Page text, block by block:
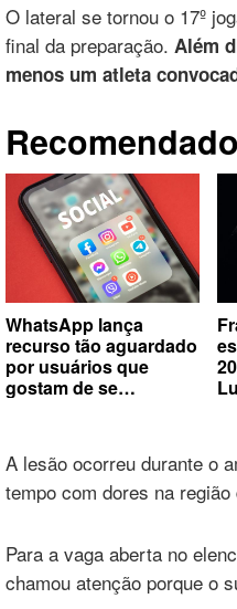
O lateral se tornou o 17º
final da preparação. Além
menos um atleta
WhatsApp lança
recurso tão aguardado
por usuários que
gostam de se
A lesão ocorreu durante o
tempo com dores na
Para a vaga aberta no
chamou atenção porque o